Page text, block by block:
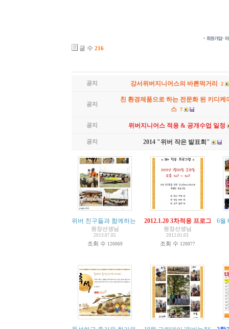
글 수 216
공지 강서위버지니어스의 바른먹거리 2
공지
친 환경제품으로 하는 전문화 된 키디케
스 7
공지 위버지니어스 적응 & 공개수업 일정
공지 2014 "위버 작은 발표회"
위버 친구들과 함께하는 1학기 가족 참여 여행!!!
원장선생님
2013.07.05
조회 수 120069
2012.1.20 3차적응 프로그램 공
원장선생님
2012.01.03
조회 수 120077
6월